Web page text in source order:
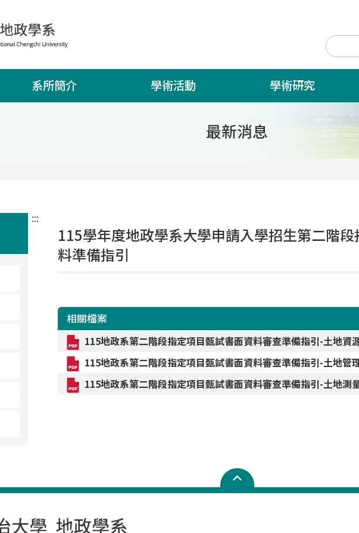
系所簡介 學術活動 學術研究
最新消息
:::
115學年度地政學系大學申請入學招生第二階
料準備指引
相關檔案
115地政系第二階段指定項目甄試書面資料審查準備指引-土地資
115地政系第二階段指定項目甄試書面資料審查準備指引-土地管
115地政系第二階段指定項目甄試書面資料審查準備指引-土地測